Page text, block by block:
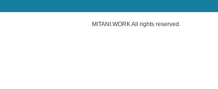
MITANI.WORKAll rights reserved.